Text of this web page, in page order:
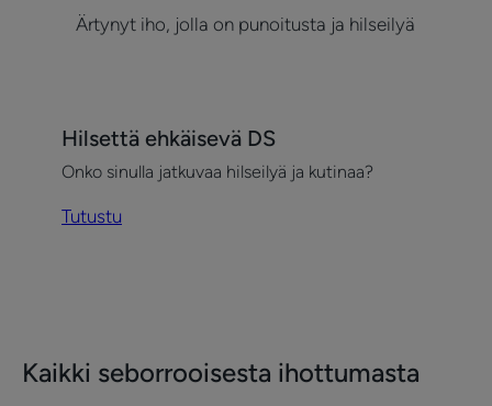
Ärtynyt iho, jolla on punoitusta ja hilseilyä
Hilsettä
ehkäisevä
Hilsettä ehkäisevä DS
Onko sinulla jatkuvaa hilseilyä ja kutinaa?
Tutustu
Kaikki seborrooisesta ihottumasta